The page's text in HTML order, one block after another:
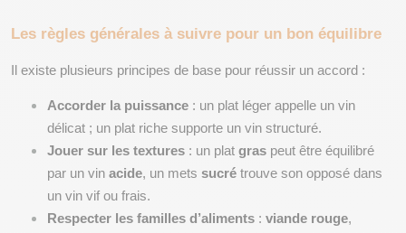
Les règles générales à suivre pour un bon équilibre
Il existe plusieurs principes de base pour réussir un accord :
Accorder la puissance : un plat léger appelle un vin
délicat ; un plat riche supporte un vin structuré.
Jouer sur les textures : un plat gras peut être équilibré
par un vin acide, un mets sucré trouve son opposé dans
un vin vif ou frais.
Respecter les familles d’aliments : viande rouge